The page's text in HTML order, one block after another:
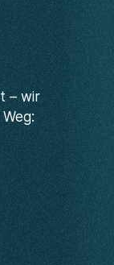
– wir